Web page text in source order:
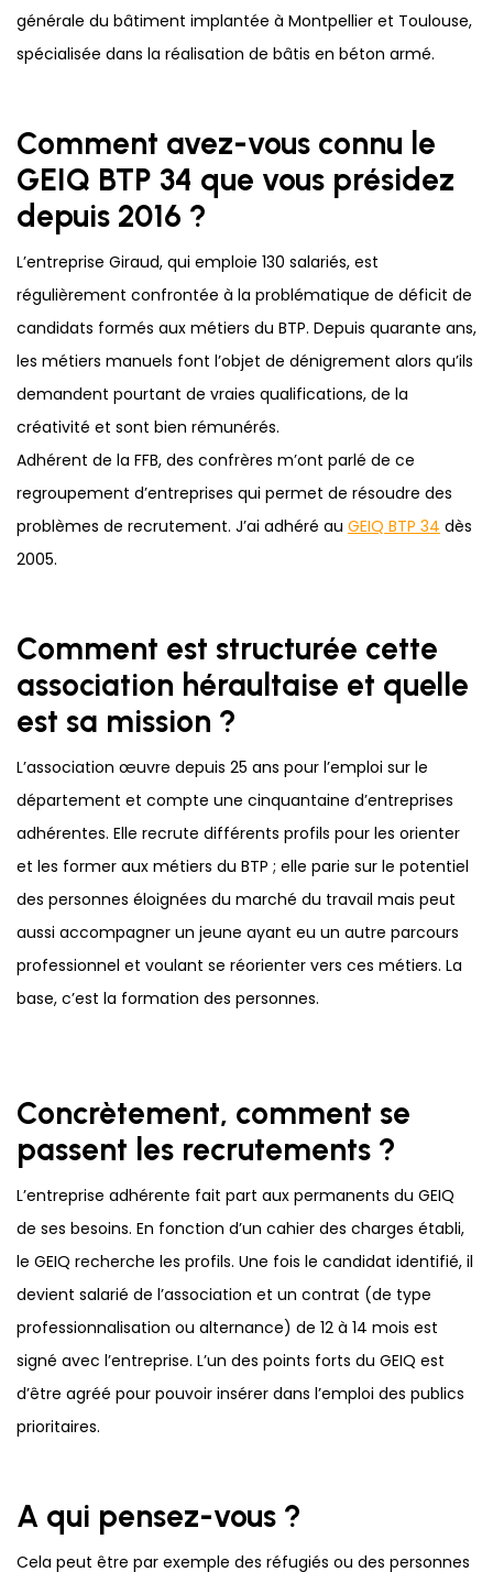
générale du bâtiment implantée à Montpellier et Toulouse,
spécialisée dans la réalisation de bâtis en béton armé.
Comment avez-vous connu le
GEIQ BTP 34 que vous présidez
depuis 2016 ?
L’entreprise Giraud, qui emploie 130 salariés, est
régulièrement confrontée à la problématique de déficit de
candidats formés aux métiers du BTP. Depuis quarante ans,
les métiers manuels font l’objet de dénigrement alors qu’ils
demandent pourtant de vraies qualifications, de la
créativité et sont bien rémunérés.
Adhérent de la FFB, des confrères m’ont parlé de ce
regroupement d’entreprises qui permet de résoudre des
problèmes de recrutement. J’ai adhéré au GEIQ BTP 34 dès
2005.
Comment est structurée cette
association héraultaise et quelle
est sa mission ?
L’association œuvre depuis 25 ans pour l’emploi sur le
département et compte une cinquantaine d’entreprises
adhérentes. Elle recrute différents profils pour les orienter
et les former aux métiers du BTP ; elle parie sur le potentiel
des personnes éloignées du marché du travail mais peut
aussi accompagner un jeune ayant eu un autre parcours
professionnel et voulant se réorienter vers ces métiers. La
base, c’est la formation des personnes.
Concrètement, comment se
passent les recrutements ?
L’entreprise adhérente fait part aux permanents du GEIQ
de ses besoins. En fonction d’un cahier des charges établi,
le GEIQ recherche les profils. Une fois le candidat identifié, il
devient salarié de l’association et un contrat (de type
professionnalisation ou alternance) de 12 à 14 mois est
signé avec l’entreprise. L’un des points forts du GEIQ est
d’être agréé pour pouvoir insérer dans l’emploi des publics
prioritaires.
A qui pensez-vous ?
Cela peut être par exemple des réfugiés ou des personnes